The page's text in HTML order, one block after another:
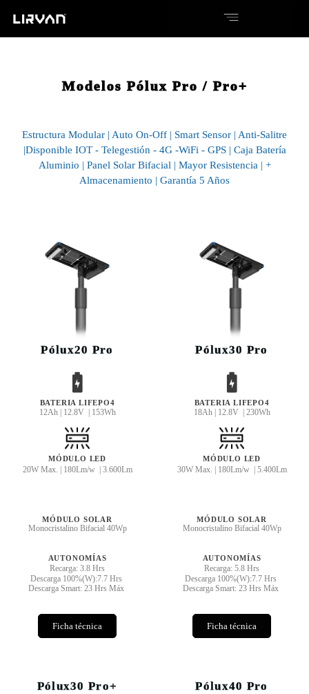
Modelos Pólux Pro / Pro+
Estructura Modular | Auto On-Off | Smart Sensor | Anti-Salitre
|Disponible IOT - Telegestión - 4G -WiFi - GPS | Caja Batería
Aluminio | Panel Solar Bifacial | Mayor Resistencia | +
Almacenamiento | Garantía 5 Años
Pólux20 Pro
BATERIA LIFEPO4
12Ah | 12.8V | 153Wh
MÓDULO LED
20W Max. | 180Lm/w | 3.600Lm
MÓDULO SOLAR
Monocristalino Bifacial 40Wp
AUTONOMÍAS
Recarga: 3.8 Hrs
Descarga 100%(W):7.7 Hrs
Descarga Smart: 23 Hrs Máx
Ficha técnica
Pólux30 Pro
BATERIA LIFEPO4
18Ah | 12.8V | 230Wh
MÓDULO LED
30W Max. | 180Lm/w | 5.400Lm
MÓDULO SOLAR
Monocristalino Bifacial 40Wp
AUTONOMÍAS
Recarga: 5.8 Hrs
Descarga 100%(W):7.7 Hrs
Descarga Smart: 23 Hrs Máx
Ficha técnica
Pólux30 Pro+ Pólux40 Pro